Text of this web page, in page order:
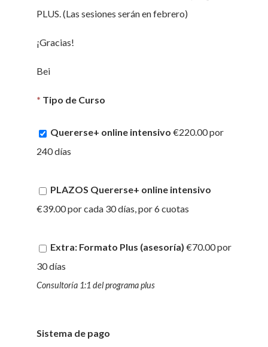
PLUS. (Las sesiones serán en febrero)
¡Gracias!
Bei
* Tipo de Curso
Quererse+ online intensivo €220.00 por
240 días
PLAZOS Quererse+ online intensivo
€39.00 por cada 30 días, por 6 cuotas
Extra: Formato Plus (asesoría) €70.00 por
30 días
Consultoría 1:1 del programa plus
Sistema de pago